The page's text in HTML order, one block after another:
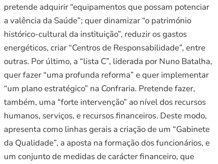
pretende adquirir “equipamentos que possam potenciar
a valência da Saúde”; quer dinamizar “o património
histórico-cultural da instituição”, reduzir os gastos
energéticos, criar “Centros de Responsabilidade”, entre
outras. Por último, a “lista C”, liderada por Nuno Batalha,
quer fazer “uma profunda reforma” e quer implementar
“um plano estratégico” na Confraria. Pretende fazer,
também, uma “forte intervenção” ao nível dos recursos
humanos, serviços, e recursos financeiros. Deste modo,
apresenta como linhas gerais a criação de um “Gabinete
da Qualidade”, a aposta na formação dos funcionários, e
um conjunto de medidas de carácter financeiro, que